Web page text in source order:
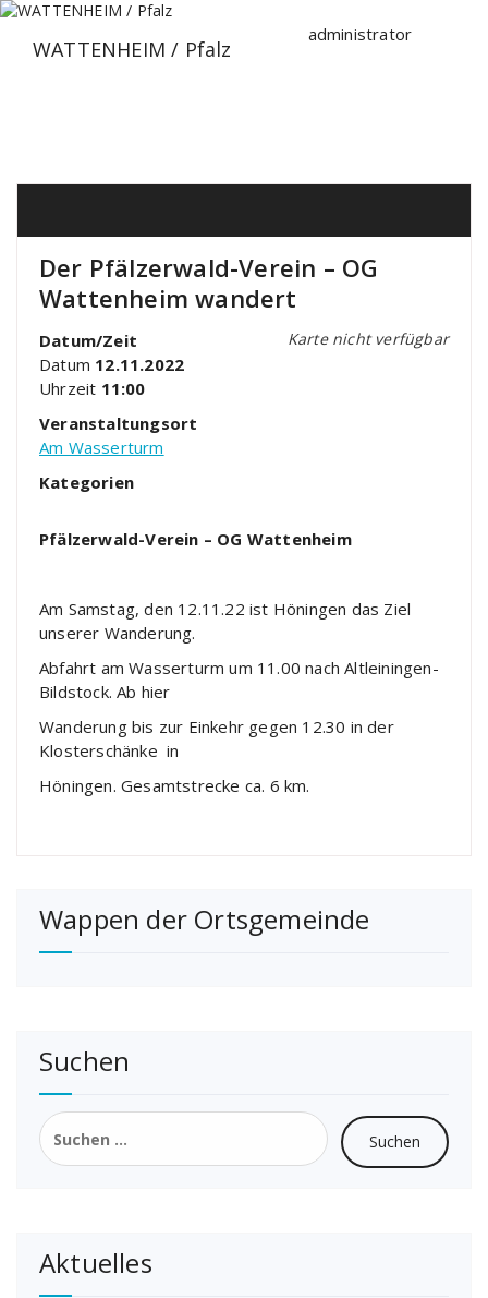
Zum
springenWATTENHEIM / Pfalz
administrator
Der Pfälzerwald-Verein – OG
Wattenheim wandert
Karte nicht verfügbar
Datum/Zeit
Datum 12.11.2022
Uhrzeit 11:00
Veranstaltungsort
Am Wasserturm
Kategorien
Pfälzerwald-Verein – OG Wattenheim
Am Samstag, den 12.11.22 ist Höningen das Ziel
unserer Wanderung.
Abfahrt am Wasserturm um 11.00 nach Altleiningen-
Bildstock. Ab hier
Wanderung bis zur Einkehr gegen 12.30 in der
Klosterschänke in
Höningen. Gesamtstrecke ca. 6 km.
Wappen der Ortsgemeinde
Suchen
Suchen
nach:
Aktuelles